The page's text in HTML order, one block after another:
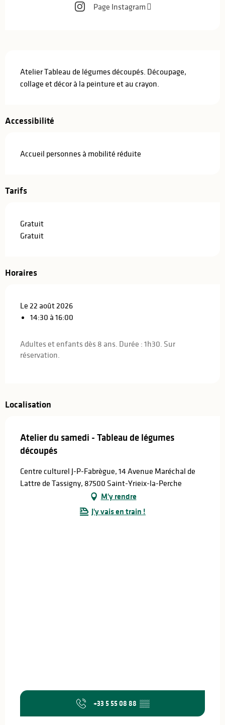
Page Instagram
Atelier Tableau de légumes découpés. Découpage,
collage et décor à la peinture et au crayon.
Accessibilité
Accueil personnes à mobilité réduite
Tarifs
Gratuit
Gratuit
Horaires
Le 22 août 2026
14:30 à 16:00
Adultes et enfants dès 8 ans. Durée : 1h30. Sur
réservation.
Localisation
Atelier du samedi - Tableau de légumes
découpés
Centre culturel J-P-Fabrègue, 14 Avenue Maréchal de
Lattre de Tassigny, 87500 Saint-Yrieix-la-Perche
M'y rendre
J'y vais en train !
+33 5 55 08 88 ▒▒